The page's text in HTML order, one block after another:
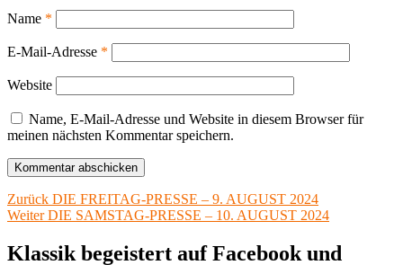
Name *
E-Mail-Adresse *
Website
Name, E-Mail-Adresse und Website in diesem Browser für
meinen nächsten Kommentar speichern.
Beitragsnavigation
Zurück Vorheriger
Beitrag:
DIE FREITAG-PRESSE – 9. AUGUST 2024
Weiter Nächster
DIE SAMSTAG-PRESSE – 10. AUGUST 2024
Klassik begeistert auf Facebook und